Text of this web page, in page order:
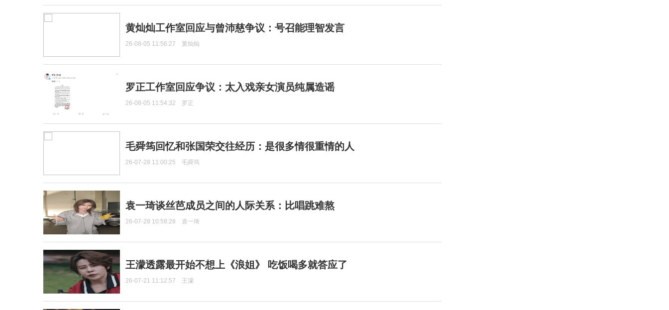
黄灿灿工作室回应与曾沛慈争议：号召能理智发言
26-08-05 11:56:27 黄灿灿
罗正工作室回应争议：太入戏亲女演员纯属造谣
26-08-05 11:54:32 罗正
毛舜筠回忆和张国荣交往经历：是很多情很重情的人
26-07-28 11:00:25 毛舜筠
袁一琦谈丝芭成员之间的人际关系：比唱跳难熬
26-07-28 10:58:28 袁一琦
王濛透露最开始不想上《浪姐》 吃饭喝多就答应了
26-07-21 11:12:57 王濛